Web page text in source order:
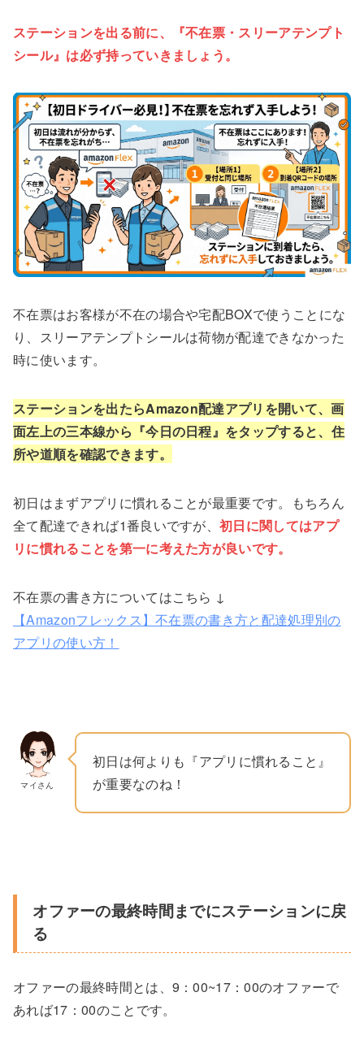
ステーションを出る前に、『不在票・スリーアテンプト
シール』は必ず持っていきましょう。
不在票はお客様が不在の場合や宅配BOXで使うことにな
り、スリーアテンプトシールは荷物が配達できなかった
時に使います。
ステーションを出たらAmazon配達アプリを開いて、画
面左上の三本線から『今日の日程』をタップすると、住
所や道順を確認できます。
初日はまずアプリに慣れることが最重要です。もちろん
全て配達できれば1番良いですが、初日に関してはアプ
リに慣れることを第一に考えた方が良いです。
不在票の書き方についてはこちら ↓
【Amazonフレックス】不在票の書き方と配達処理別の
アプリの使い方！
マイさん
初日は何よりも『アプリに慣れること』
が重要なのね！
オファーの最終時間までにステーションに戻
る
オファーの最終時間とは、9：00~17：00のオファーで
あれば17：00のことです。